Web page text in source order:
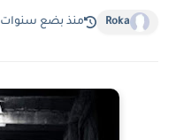
Roka منذ بضع سنوات